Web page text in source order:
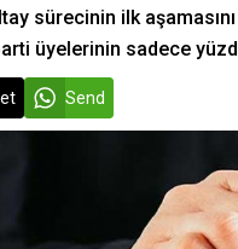
sürecinin ilk
üyelerinin sadece
Send